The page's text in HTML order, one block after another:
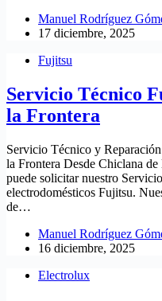
Manuel Rodríguez
17 diciembre, 2025
Fujitsu
Servicio Técnico
la Frontera
Servicio Técnico y
la Frontera Desde Chiclana
puede solicitar nuestro
electrodomésticos Fujitsu.
de…
Manuel Rodríguez
16 diciembre, 2025
Electrolux